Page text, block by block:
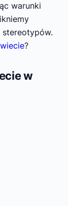
warunki
stereotypów.
?
w